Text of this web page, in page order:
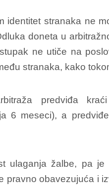
stranaka ne
doneta u
ne utiče na
stranaka, kako
predviđa
6 meseci), a
ulaganja žalbe, pa
obavezujuća i